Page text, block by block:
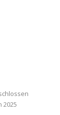
2025